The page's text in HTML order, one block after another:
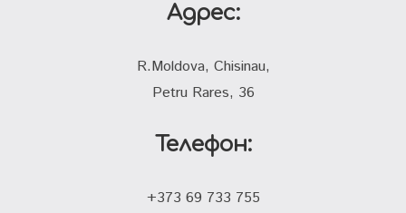
Адрес:
R.Moldova, Chisinau,
Petru Rares, 36
Телефон:
+373 69 733 755